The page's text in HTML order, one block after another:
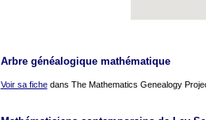
Arbre généalogique mathématique
Voir sa fichedans The Mathematics Genealogy